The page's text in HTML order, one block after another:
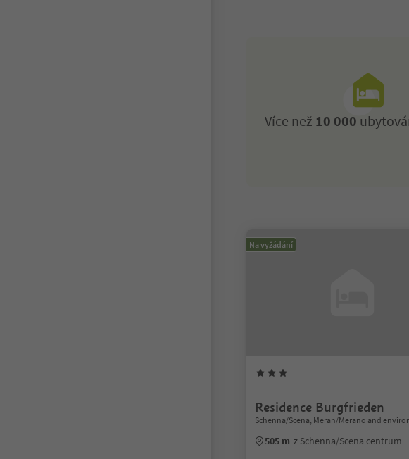
Více než 10 000
Na vyžádání
Residence Burgfrieden
Schenna/Scena, Meran/Merano and
505 m z Schenna/Scena centrum